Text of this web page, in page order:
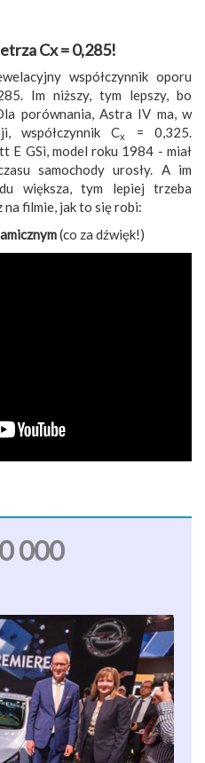
Cx = 0,285!
współczynnik oporu
Im niższy, tym lepszy, bo
porównania, Astra IV ma, w
współczynnik Cx
= 0,325.
E GSi, model roku 1984 - miał
samochody urosły. A im
większa, tym lepiej trzeba
na filmie, jak to się robi:
(co za dźwięk!)
000